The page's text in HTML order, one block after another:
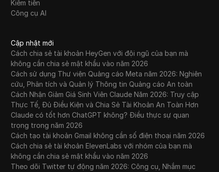
Kiếm tiền
Công cụ AI
Cập nhật mới
Cách chia sẻ tài khoản HeyGen với đội ngũ của bạn mà
không cần chia sẻ mật khẩu vào năm 2026
Cách sử dụng Thư viện Quảng cáo Meta năm 2026: Nghiên
cứu, Phân tích và Quản lý Thông tin Quảng cáo An toàn
Cách Nhận Giảm Giá Sinh Viên Claude Năm 2026: Truy cập
Thực Tế, Đủ Điều Kiện và Chia Sẻ Tài Khoản An Toàn Hơn
Claude có tốt hơn ChatGPT không? Điều thực sự quan
trọng trong năm 2026
Cách tạo tài khoản Gmail không cần số điện thoại năm 2026
Cách chia sẻ tài khoản ElevenLabs với nhóm của bạn mà
không cần chia sẻ mật khẩu vào năm 2026
Theo dõi Twitter tự động năm 2026: Công cụ, Nhắm mục